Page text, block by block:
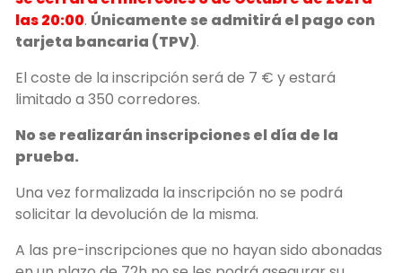
las 20:00. Únicamente se admitirá el pago con
tarjeta bancaria (TPV).
El coste de la inscripción será de 7 € y estará
limitado a 350 corredores.
No se realizarán inscripciones el día de la
prueba.
Una vez formalizada la inscripción no se podrá
solicitar la devolución de la misma.
A las pre-inscripciones que no hayan sido abonadas